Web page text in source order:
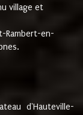
village et
Rambert-en-
d'Hauteville-